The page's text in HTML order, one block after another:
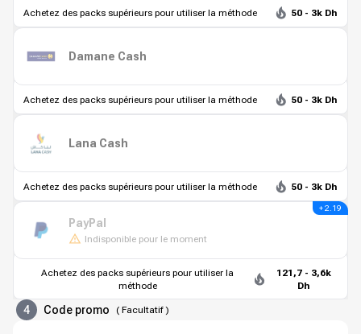
Achetez des packs supérieurs pour utiliser la méthode 50 - 3k Dh
Damane Cash
Achetez des packs supérieurs pour utiliser la méthode 50 - 3k Dh
Lana Cash
Achetez des packs supérieurs pour utiliser la méthode 50 - 3k Dh
PayPal
Indisponible pour le moment
+ 2.19
Achetez des packs supérieurs pour utiliser la
méthode
121,7 - 3,6k
Dh
4 Code promo ( Facultatif)